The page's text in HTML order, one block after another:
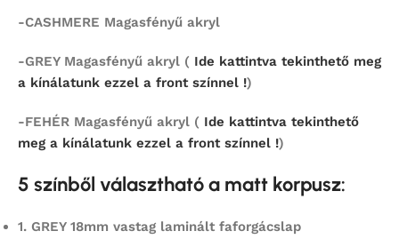
-CASHMERE Magasfényű akryl
-GREY Magasfényű akryl ( Ide kattintva tekinthető meg
a kínálatunk ezzel a front színnel !)
-FEHÉR Magasfényű akryl ( Ide kattintva tekinthető
meg a kínálatunk ezzel a front színnel !)
5 színből választható a matt korpusz:
1. GREY 18mm vastag laminált faforgácslap